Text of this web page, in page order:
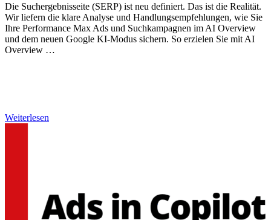
Die Suchergebnisseite (SERP) ist neu definiert. Das ist die Realität.
Wir liefern die klare Analyse und Handlungsempfehlungen, wie Sie
Ihre Performance Max Ads und Suchkampagnen im AI Overview
und dem neuen Google KI-Modus sichern. So erzielen Sie mit AI
Overview …
Weiterlesen